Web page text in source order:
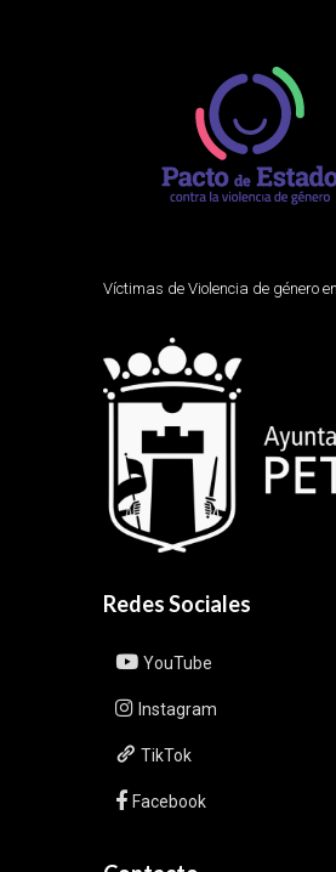
Víctimas de Violencia de género
Redes Sociales
YouTube
Instagram
TikTok
Facebook